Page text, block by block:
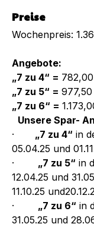
Preise
Wochenpreis:
Angebote:
„7 zu 4“ =
„7 zu 5“ =
„7 zu 6“ =
Unsere Spar-
· „7 zu 4“ in
05.04.25 und
· „7 zu 5“ in
12.04.25 und
11.10.25
· „7 zu 6“ in
31.05.25 und